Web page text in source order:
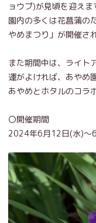
ョウブ)が見頃を迎えま
園内の多くは花菖蒲の
やめまつり」が開催さ
また期間中は、ライト
運がよければ、あやめ
あやめとホタルのコラ
〇開催期間
2024年6月12日(水)～